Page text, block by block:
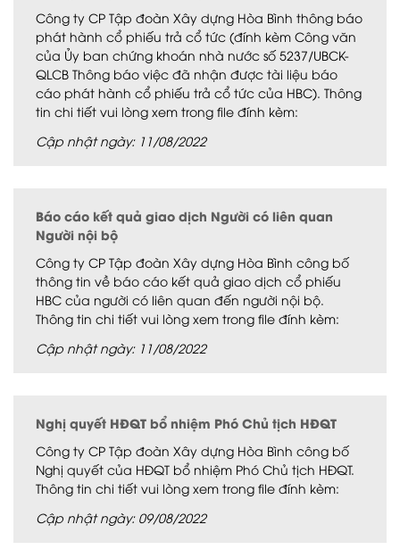
Công ty CP Tập đoàn Xây dựng Hòa Bình thông báo
phát hành cổ phiếu trả cổ tức (đính kèm Công văn
của Ủy ban chứng khoán nhà nước số 5237/UBCK-
QLCB Thông báo việc đã nhận được tài liệu báo
cáo phát hành cổ phiếu trả cổ tức của HBC). Thông
tin chi tiết vui lòng xem trong file đính kèm:
Cập nhật ngày: 11/08/2022
Báo cáo kết quả giao dịch Người có liên quan
Người nội bộ
Công ty CP Tập đoàn Xây dựng Hòa Bình công bố
thông tin về báo cáo kết quả giao dịch cổ phiếu
HBC của người có liên quan đến người nội bộ.
Thông tin chi tiết vui lòng xem trong file đính kèm:
Cập nhật ngày: 11/08/2022
Nghị quyết HĐQT bổ nhiệm Phó Chủ tịch HĐQT
Công ty CP Tập đoàn Xây dựng Hòa Bình công bố
Nghị quyết của HĐQT bổ nhiệm Phó Chủ tịch HĐQT.
Thông tin chi tiết vui lòng xem trong file đính kèm:
Cập nhật ngày: 09/08/2022